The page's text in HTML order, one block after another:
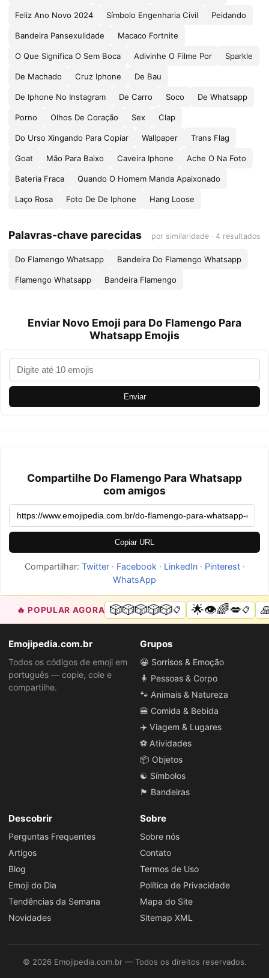
Feliz Ano Novo 2024 Símbolo Engenharia Civil Peidando
Bandeira Pansexulidade Macaco Fortnite
O Que Significa O Sem Boca Adivinhe O Filme Por Sparkle
De Machado Cruz Iphone De Bau
De Iphone No Instagram De Carro Soco De Whatsapp
Porno Olhos De Coração Sex Clap
Do Urso Xingando Para Copiar Wallpaper Trans Flag
Goat Mão Para Baixo Caveira Iphone Ache O Na Foto
Bateria Fraca Quando O Homem Manda Apaixonado
Laço Rosa Foto De De Iphone Hang Loose
Palavras-chave parecidas por similaridade · 4 resultados
Do Flamengo Whatsapp Bandeira Do Flamengo Whatsapp
Flamengo Whatsapp Bandeira Flamengo
Enviar Novo Emoji para Do Flamengo Para
Whatsapp Emojis
Enviar
Compartilhe Do Flamengo Para Whatsapp
com amigos
Copiar URL
Compartilhar: Twitter· Facebook · LinkedIn· Pinterest·
WhatsApp
🔥 POPULAR AGORA 🎲🎲🎲🎲🎲📋 🌟👁️🌈💋📋
Emojipedia.com.br
Todos os códigos de emoji em
português — copie, cole e
compartilhe.
Grupos
😀 Sorrisos & Emoção
🧍 Pessoas & Corpo
🐾 Animais & Natureza
🍔 Comida & Bebida
✈️ Viagem & Lugares
⚽ Atividades
📦 Objetos
☯️ Símbolos
🏴 Bandeiras
Descobrir
Perguntas Frequentes
Artigos
Blog
Emoji do Dia
Tendências da Semana
Novidades
Sobre
Sobre nós
Contato
Termos de Uso
Política de Privacidade
Mapa do Site
Sitemap XML
© 2026 Emojipedia.com.br — Todos os direitos reservados.